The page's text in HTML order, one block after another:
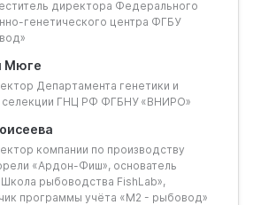
санкций
к зарубежному посадочному
аквакультуры форели и лосося,
в России. Перед
наукой стоят
необходимость ускоренного
научно-технической базы,
кадров и
селекционных практик.
новые возможности-
директора Федерального
генетического центра ФГБУ
Мюге
Департамента генетики и
селекции ГНЦ РФ ФГБНУ «ВНИРО»
компании по производству
«Ардон-Фиш», основатель
рыбоводства FishLab»,
программы учёта «М2 - рыбовод»